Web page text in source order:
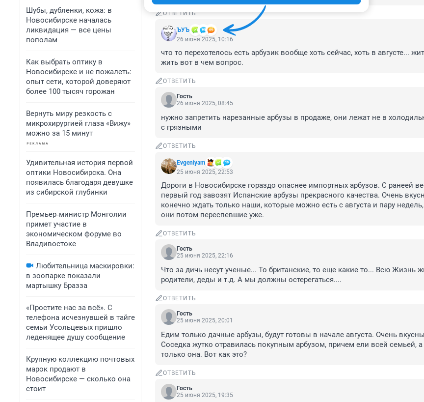
Шубы, дубленки, кожа: в
Новосибирске началась
ликвидация — все цены
пополам
Как выбрать оптику в
Новосибирске и не пожалеть:
опыт сети, которой доверяют
более 100 тысяч горожан
Вернуть миру резкость с
микрохирургией глаза «Вижу»
можно за 15 минут
Удивительная история первой
оптики Новосибирска. Она
появилась благодаря девушке
из сибирской глубинки
Премьер‑министр Монголии
примет участие в
экономическом форуме во
Владивостоке
Любительница маскировки:
в зоопарке показали
мартышку Бразза
«Простите нас за всё». С
телефона исчезнувшей в тайге
семьи Усольцевых пришло
леденящее душу сообщение
Крупную коллекцию почтовых
марок продают в
Новосибирске — сколько она
стоит
ОТВЕТИТЬ
ЪУЪ
26 июня 2025, 10:16
что то перехотелось есть арбузик вообще хоть сейчас, хоть в августе...
жить вот в чем вопрос.
ОТВЕТИТЬ
Гость
26 июня 2025, 08:45
нужно запретить нарезанные арбузы в продаже, они лежат не в
с грязными
ОТВЕТИТЬ
Evgeniyam
25 июня 2025, 22:53
Дороги в Новосибирске гораздо опаснее импортных арбузов. С ранеей
первый год завозят Испанские арбузы прекрасного качества. Очень
конечно ждать только наши, которые можно есть с августа и пару
они потом переспевшие уже.
ОТВЕТИТЬ
Гость
25 июня 2025, 22:16
Что за дичь несут ученые... То британские, то еще какие то... Всю Жизнь
родители, деды и т.д. А мы должны остерегаться....
ОТВЕТИТЬ
Гость
25 июня 2025, 20:01
Едим только дачные арбузы, будут готовы в начале августа. Очень
Соседка жутко отравилась покупным арбузом, причем ели всей семьей, а
только она. Вот как это?
ОТВЕТИТЬ
Гость
25 июня 2025, 19:35